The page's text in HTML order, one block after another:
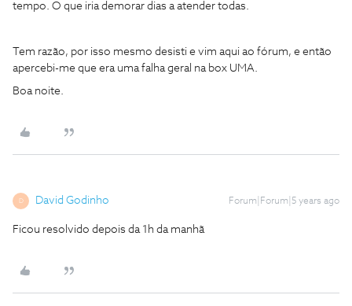
tempo. O que iria demorar dias a atender todas.
Tem razão, por isso mesmo desisti e vim aqui ao fórum, e então
apercebi-me que era uma falha geral na box UMA.
Boa noite.
D David Godinho Forum|Forum|5 years ago
Ficou resolvido depois da 1h da manhã